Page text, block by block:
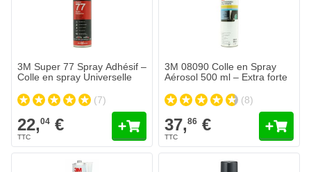
3M Super 77 Spray Adhésif –
Colle en spray Universelle
(7)
22,04 €
3M 08090 Colle en Spray
Aérosol 500 ml – Extra forte
(8)
37,86 €